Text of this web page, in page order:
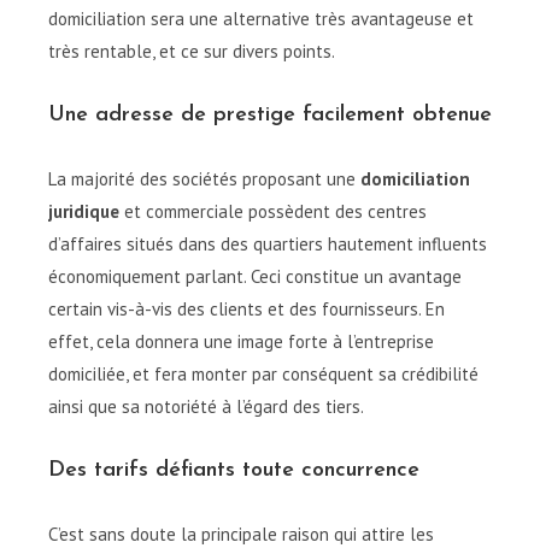
domiciliation sera une alternative très avantageuse et
très rentable, et ce sur divers points.
Une adresse de prestige facilement obtenue
La majorité des sociétés proposant une domiciliation
juridique et commerciale possèdent des centres
d’affaires situés dans des quartiers hautement influents
économiquement parlant. Ceci constitue un avantage
certain vis-à-vis des clients et des fournisseurs. En
effet, cela donnera une image forte à l’entreprise
domiciliée, et fera monter par conséquent sa crédibilité
ainsi que sa notoriété à l’égard des tiers.
Des tarifs défiants toute concurrence
C’est sans doute la principale raison qui attire les